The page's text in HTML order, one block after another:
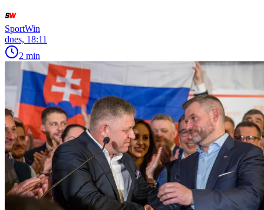
SportWin
dnes, 18:11
2 min